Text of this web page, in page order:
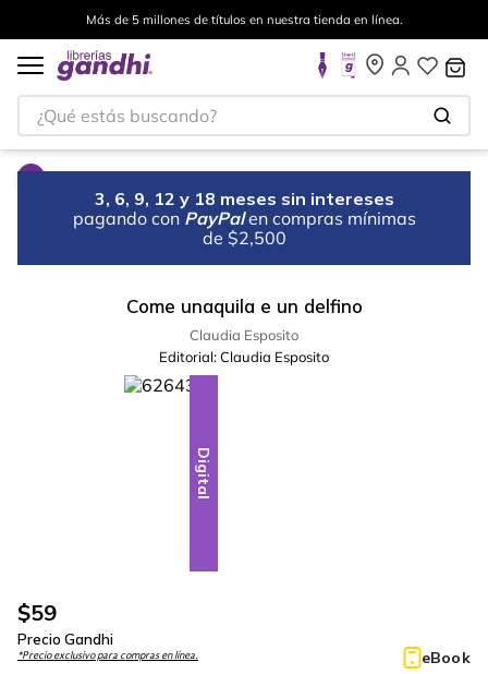
Más de 5 millones de títulos en nuestra tienda en línea.
¿Qué estás buscando?
3, 6, 9, 12 y 18 meses sin intereses
pagando con PayPal en compras mínimas
de $2,500
Come unaquila e un delfino
Claudia Esposito
Editorial:Claudia Esposito
Digital
$59
Precio Gandhi
*Precio exclusivo para compras en línea. eBook